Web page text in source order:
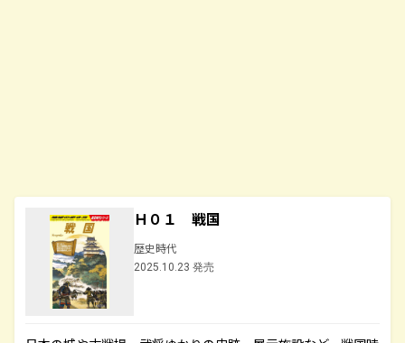
Ｈ０１ 戦国
歴史時代
2025.10.23 発売